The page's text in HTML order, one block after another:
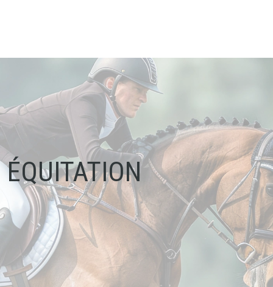
ÉQUITATION